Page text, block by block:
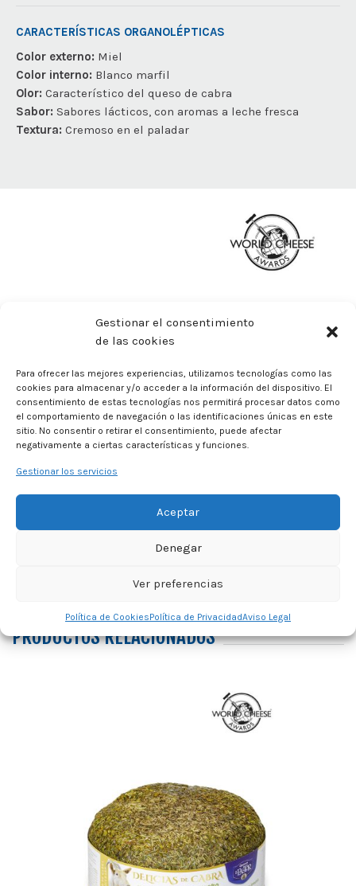
Gestionar el consentimiento
de las cookies
Para ofrecer las mejores experiencias, utilizamos tecnologías como las
cookies para almacenar y/o acceder a la información del dispositivo. El
consentimiento de estas tecnologías nos permitirá procesar datos como
el comportamiento de navegación o las identificaciones únicas en este
sitio. No consentir o retirar el consentimiento, puede afectar
negativamente a ciertas características y funciones.
Gestionar los servicios
Aceptar
Denegar
Ver preferencias
Política de CookiesPolítica de PrivacidadAviso Legal
CARACTERÍSTICAS ORGANOLÉPTICAS
Color externo: Miel
Color interno: Blanco marfil
Olor: Característico del queso de cabra
Sabor: Sabores lácticos, con aromas a leche fresca
Textura: Cremoso en el paladar
PRODUCTOS RELACIONADOS